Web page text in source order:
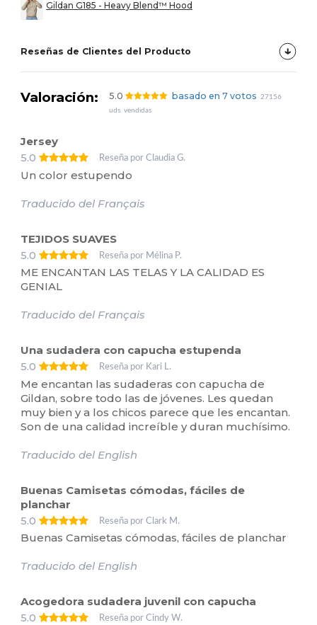
Gildan G185 - Heavy Blend™ Hood
Reseñas de Clientes del Producto
Valoración: 5.0 basado en 7 votos
27156
uds. vendidas
Jersey
5.0
Reseña por Claudia G.
Un color estupendo
Traducido del Français
TEJIDOS SUAVES
5.0
Reseña por Mélina P.
ME ENCANTAN LAS TELAS Y LA CALIDAD ES
GENIAL
Traducido del Français
Una sudadera con capucha estupenda
5.0
Reseña por Kari L.
Me encantan las sudaderas con capucha de
Gildan, sobre todo las de jóvenes. Les quedan
muy bien y a los chicos parece que les encantan.
Son de una calidad increíble y duran muchísimo.
Traducido del English
Buenas Camisetas cómodas, fáciles de
planchar
5.0
Reseña por Clark M.
Buenas Camisetas cómodas, fáciles de planchar
Traducido del English
Acogedora sudadera juvenil con capucha
5.0
Reseña por Cindy W.